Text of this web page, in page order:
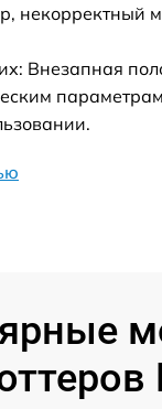
некорректный
Внезапная